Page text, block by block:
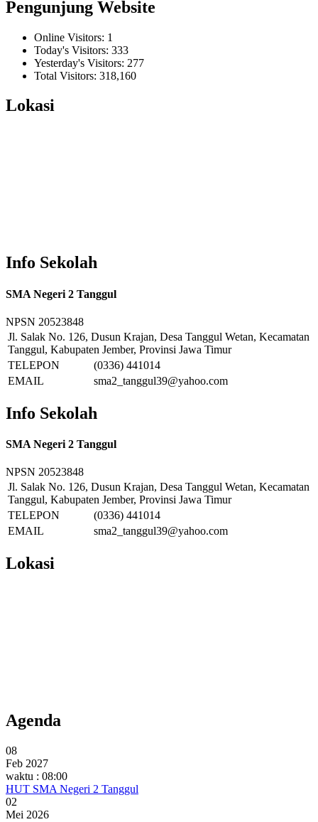
Pengunjung Website
Online Visitors: 1
Today's Visitors: 333
Yesterday's Visitors: 277
Total Visitors: 318,160
Lokasi
Info Sekolah
SMA Negeri 2 Tanggul
NPSN 20523848
Jl. Salak No. 126, Dusun Krajan, Desa Tanggul Wetan, Kecamatan
Tanggul, Kabupaten Jember, Provinsi Jawa Timur
TELEPON
(0336) 441014
EMAIL
sma2_tanggul39@yahoo.com
Info Sekolah
SMA Negeri 2 Tanggul
NPSN 20523848
Jl. Salak No. 126, Dusun Krajan, Desa Tanggul Wetan, Kecamatan
Tanggul, Kabupaten Jember, Provinsi Jawa Timur
TELEPON
(0336) 441014
EMAIL
sma2_tanggul39@yahoo.com
Lokasi
Agenda
08
Feb 2027
waktu : 08:00
HUT SMA Negeri 2 Tanggul
02
Mei 2026